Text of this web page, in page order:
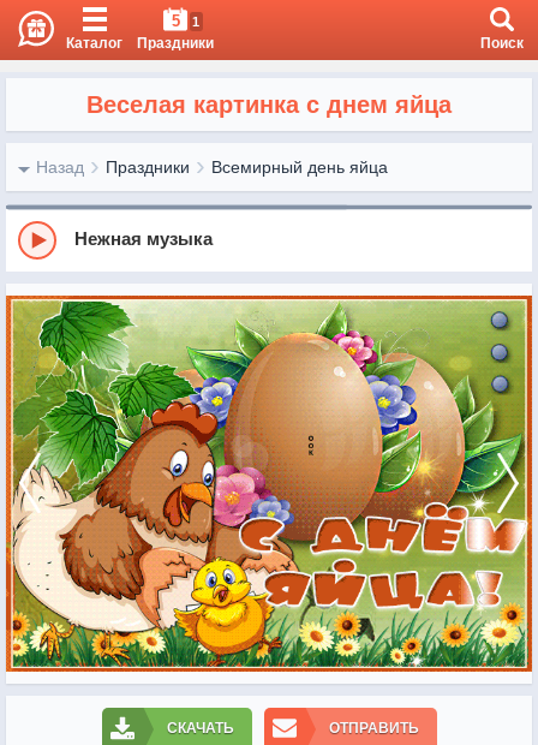
Каталог
5 1
Праздники Поиск
Веселая картинка с днем яйца
Назад Праздники Всемирный день яйца
Нежная музыка
СКАЧАТЬ ОТПРАВИТЬ